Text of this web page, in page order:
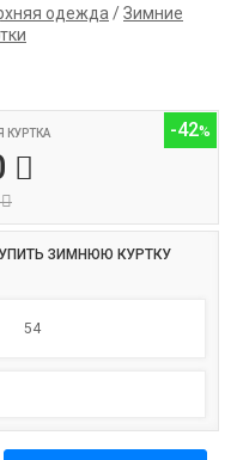
одежда /Зимние
-42
КУРТКА
ЗИМНЮЮ КУРТКУ
54